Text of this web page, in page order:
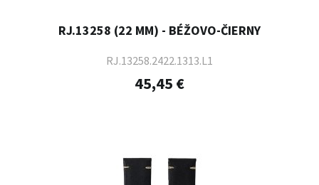
RJ.13258 (22 MM) - BÉŽOVO-ČIERNY
RJ.13258.2422.1313.L1
45,45 €